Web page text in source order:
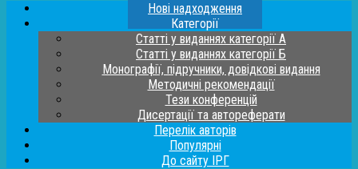
Нові надходження
Категорії
Статті у виданнях категорії А
Статті у виданнях категорії Б
Монографії, підручники, довідкові видання
Методичні рекомендації
Тези конференцій
Дисертації та автореферати
Перелік авторів
Популярні
До сайту ІРГ